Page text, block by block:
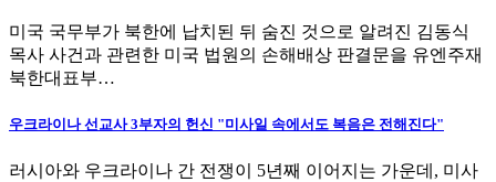
미국 국무부가 북한에 납치된 뒤 숨진 것으로 알려진 김동식
목사 사건과 관련한 미국 법원의 손해배상 판결문을 유엔주재
북한대표부…
우크라이나 선교사 3부자의 헌신 "미사일 속에서도 복음은 전해진다"
러시아와 우크라이나 간 전쟁이 5년째 이어지는 가운데, 미사